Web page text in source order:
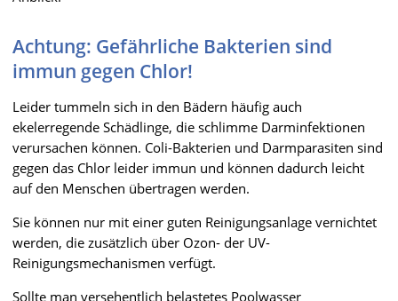
Achtung: Gefährliche Bakterien sind
immun gegen Chlor!
Leider tummeln sich in den Bädern häufig auch
ekelerregende Schädlinge, die schlimme Darminfektionen
verursachen können. Coli-Bakterien und Darmparasiten sind
gegen das Chlor leider immun und können dadurch leicht
auf den Menschen übertragen werden.
Sie können nur mit einer guten Reinigungsanlage vernichtet
werden, die zusätzlich über Ozon- der UV-
Reinigungsmechanismen verfügt.
Sollte man versehentlich belastetes Poolwasser